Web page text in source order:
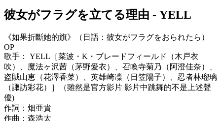
彼女がフラグを立てる理由 - YELL
《如果折斷她的旗》（日語：彼女がフラグをおられたら）
OP
歌手： YELL［菜波・K・ブレードフィールド（木戸衣
吹）、魔法ヶ沢茜（茅野愛衣）、召喚寺菊乃（阿澄佳奈）、
盗賊山恵（花澤香菜）、英雄崎凜（日笠陽子）、忍者林瑠璃
（諏訪彩花）］（雖然是官方影片 影片中跳舞的不是上述聲
優)
作詞：畑亜貴
作曲：森浩太